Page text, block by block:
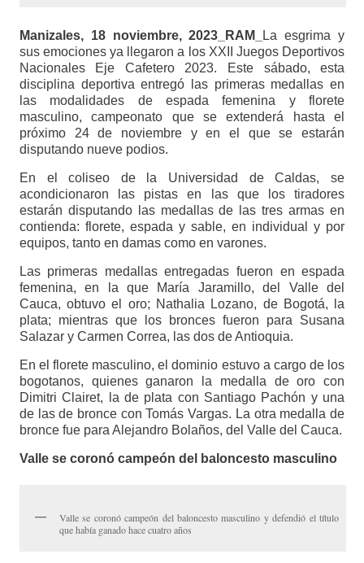
Manizales, 18 noviembre, 2023_RAM_ La esgrima y
sus emociones ya llegaron a los XXII Juegos Deportivos
Nacionales Eje Cafetero 2023. Este sábado, esta
disciplina deportiva entregó las primeras medallas en
las modalidades de espada femenina y florete
masculino, campeonato que se extenderá hasta el
próximo 24 de noviembre y en el que se estarán
disputando nueve podios.
En el coliseo de la Universidad de Caldas, se
acondicionaron las pistas en las que los tiradores
estarán disputando las medallas de las tres armas en
contienda: florete, espada y sable, en individual y por
equipos, tanto en damas como en varones.
Las primeras medallas entregadas fueron en espada
femenina, en la que María Jaramillo, del Valle del
Cauca, obtuvo el oro; Nathalia Lozano, de Bogotá, la
plata; mientras que los bronces fueron para Susana
Salazar y Carmen Correa, las dos de Antioquia.
En el florete masculino, el dominio estuvo a cargo de los
bogotanos, quienes ganaron la medalla de oro con
Dimitri Clairet, la de plata con Santiago Pachón y una
de las de bronce con Tomás Vargas. La otra medalla de
bronce fue para Alejandro Bolaños, del Valle del Cauca.
Valle se coronó campeón del baloncesto masculino
Valle se coronó campeón del baloncesto masculino y defendió el título
que había ganado hace cuatro años